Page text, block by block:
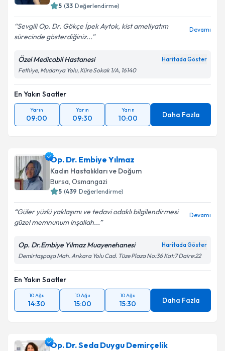
5 (33 Değerlendirme)
Sevgili Op. Dr. Gökçe İpek Aytok, kist ameliyatım
sürecinde gösterdiğiniz...
Devamı
Özel Medicabil Hastanesi Haritada Göster
Fethiye, Mudanya Yolu, Küre Sokak 1/A, 16140
En Yakın Saatler
Yarın
09:00
Yarın
09:30
Yarın
10:00 Daha Fazla
Op. Dr. Embiye Yılmaz
Kadın Hastalıkları ve Doğum
Bursa, Osmangazi
5 (439 Değerlendirme)
Güler yüzlü yaklaşımı ve tedavi odaklı bilgilendirmesi
güzel memnunum inşallah...
Devamı
Op. Dr.Embiye Yılmaz Muayenehanesi Haritada Göster
Demirtaşpaşa Mah. Ankara Yolu Cad. Tüze Plaza No:36 Kat:7 Daire:22
En Yakın Saatler
10 Ağu
14:30
10 Ağu
15:00
10 Ağu
15:30 Daha Fazla
Op. Dr. Seda Duygu Demirçelik